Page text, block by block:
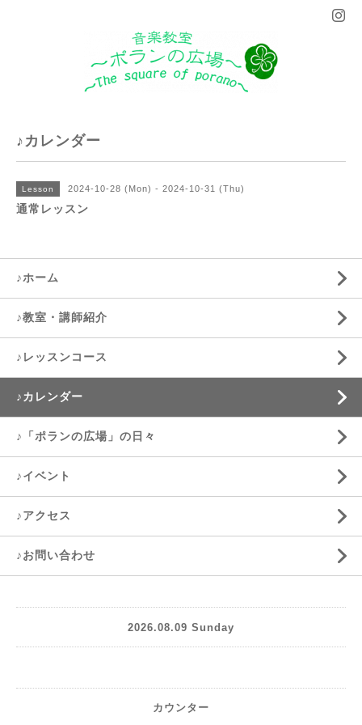
♪カレンダー
Lesson 2024-10-28 (Mon) - 2024-10-31 (Thu)
通常レッスン
♪ホーム
♪教室・講師紹介
♪レッスンコース
♪カレンダー
♪「ポランの広場」の日々
♪イベント
♪アクセス
♪お問い合わせ
2026.08.09 Sunday
カウンター